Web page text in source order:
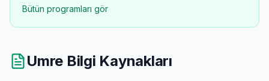
Bütün programları gör
Umre Bilgi Kaynakları